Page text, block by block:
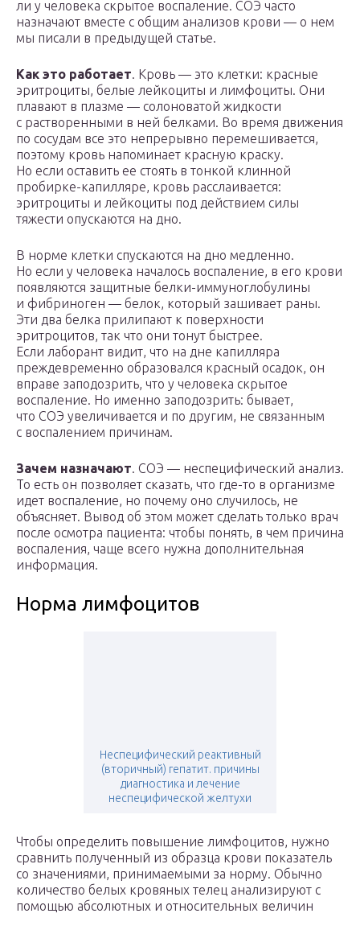
ли у человека скрытое воспаление. СОЭ часто
назначают вместе с общим анализов крови — о нем
мы писали в предыдущей статье.
Как это работает. Кровь — это клетки: красные
эритроциты, белые лейкоциты и лимфоциты. Они
плавают в плазме — солоноватой жидкости
с растворенными в ней белками. Во время движения
по сосудам все это непрерывно перемешивается,
поэтому кровь напоминает красную краску.
Но если оставить ее стоять в тонкой клинной
пробирке-капилляре, кровь расслаивается:
эритроциты и лейкоциты под действием силы
тяжести опускаются на дно.
В норме клетки спускаются на дно медленно.
Но если у человека началось воспаление, в его крови
появляются защитные белки-иммуноглобулины
и фибриноген — белок, который зашивает раны.
Эти два белка прилипают к поверхности
эритроцитов, так что они тонут быстрее.
Если лаборант видит, что на дне капилляра
преждевременно образовался красный осадок, он
вправе заподозрить, что у человека скрытое
воспаление. Но именно заподозрить: бывает,
что СОЭ увеличивается и по другим, не связанным
с воспалением причинам.
Зачем назначают. СОЭ — неспецифический анализ.
То есть он позволяет сказать, что где-то в организме
идет воспаление, но почему оно случилось, не
объясняет. Вывод об этом может сделать только врач
после осмотра пациента: чтобы понять, в чем причина
воспаления, чаще всего нужна дополнительная
информация.
Норма лимфоцитов
Неспецифический реактивный
(вторичный) гепатит. причины
диагностика и лечение
неспецифической желтухи
Чтобы определить повышение лимфоцитов, нужно
сравнить полученный из образца крови показатель
со значениями, принимаемыми за норму. Обычно
количество белых кровяных телец анализируют с
помощью абсолютных и относительных величин